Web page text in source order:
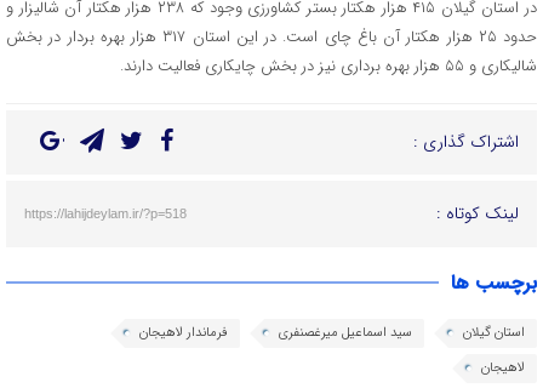
در استان گیلان ۴۱۵ هزار هکتار بستر کشاورزی وجود که ۲۳۸ هزار هکتار آن شالیزار و
حدود ۲۵ هزار هکتار آن باغ چای است. در این استان ۳۱۷ هزار بهره بردار در بخش
شالیکاری و ۵۵ هزار بهره برداری نیز در بخش چایکاری فعالیت دارند.
اشتراک گذاری :
لینک کوتاه : https://lahijdeylam.ir/?p=518
برچسب ها
استان گیلان سید اسماعیل میرغصنفری
فرماندار لاهیجان
لاهیجان